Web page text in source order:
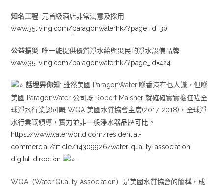
知名工程: 元首級酒店非常滿意及採用
www.35living.com/paragonwaterhk/?page_id=30
公益振災: 唯一能提供優質淨水給與災民的淨水設備品牌
www.35living.com/paragonwaterhk/?page_id=424
話埋畀你知: 雖然美國 ParagonWater 喺香港冇乜人識，但喺
美國 ParagonWater 公司嘅 Robert Maisner 就確確實實擔任咗全
球淨水行業認可嘅 WQA 美國水質協會主席(2017-2018)，全球淨
水行業嘅領導，實力並非一般淨水器品牌可比。
https://www.waterworld.com/residential-
commercial/article/14309926/water-quality-association-
digital-direction
WQA（Water Quality Association）是美國水質協會的簡稱，成